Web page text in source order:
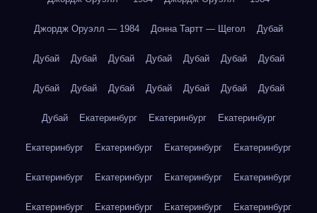
Джордж Оруэлл — 1984 Донна Тартт — Щегол Дубай
Дубай Дубай Дубай Дубай Дубай Дубай Дубай
Дубай Дубай Дубай Дубай Дубай Дубай Дубай
Дубай Екатеринбург Екатеринбург Екатеринбург
Екатеринбург Екатеринбург Екатеринбург Екатеринбург
Екатеринбург Екатеринбург Екатеринбург Екатеринбург
Екатеринбург Екатеринбург Екатеринбург Екатеринбург